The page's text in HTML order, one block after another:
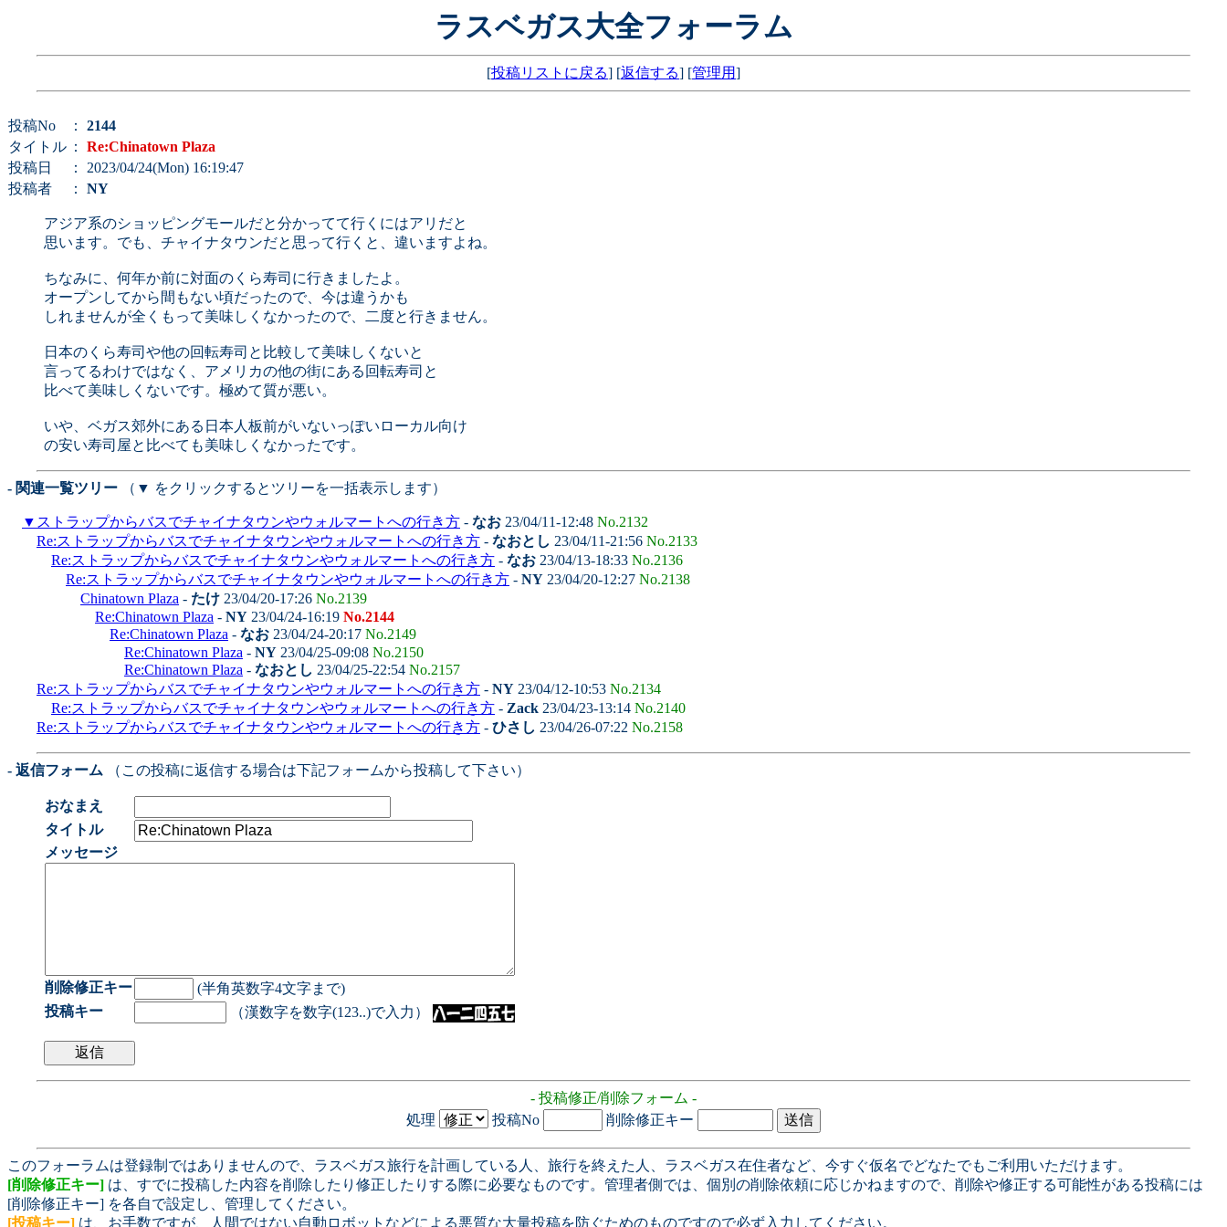
ラスベガス大全フォーラム
[投稿リストに戻る] [返信する] [管理用]
投稿No ： 2144
タイトル ： Re:Chinatown Plaza
投稿日
： 2023/04/24(Mon) 16:19:47
投稿者
： NY
アジア系のショッピングモールだと分かってて行くにはアリだと
思います。でも、チャイナタウンだと思って行くと、違いますよね。
ちなみに、何年か前に対面のくら寿司に行きましたよ。
オープンしてから間もない頃だったので、今は違うかも
しれませんが全くもって美味しくなかったので、二度と行きません。
日本のくら寿司や他の回転寿司と比較して美味しくないと
言ってるわけではなく、アメリカの他の街にある回転寿司と
比べて美味しくないです。極めて質が悪い。
いや、ベガス郊外にある日本人板前がいないっぽいローカル向け
の安い寿司屋と比べても美味しくなかったです。
- 関連一覧ツリー （▼ をクリックするとツリーを一括表示します）
▼ ストラップからバスでチャイナタウンやウォルマートへの行き方 - なお 23/04/11-12:48 No.2132
Re:ストラップからバスでチャイナタウンやウォルマートへの行き方 - なおとし 23/04/11-21:56 No.2133
Re:ストラップからバスでチャイナタウンやウォルマートへの行き方 - なお 23/04/13-18:33 No.2136
Re:ストラップからバスでチャイナタウンやウォルマートへの行き方 - NY 23/04/20-12:27 No.2138
Chinatown Plaza - たけ 23/04/20-17:26 No.2139
Re:Chinatown Plaza - NY 23/04/24-16:19 No.2144
Re:Chinatown Plaza - なお 23/04/24-20:17 No.2149
Re:Chinatown Plaza - NY 23/04/25-09:08 No.2150
Re:Chinatown Plaza - なおとし 23/04/25-22:54 No.2157
Re:ストラップからバスでチャイナタウンやウォルマートへの行き方 - NY 23/04/12-10:53 No.2134
Re:ストラップからバスでチャイナタウンやウォルマートへの行き方 - Zack 23/04/23-13:14 No.2140
Re:ストラップからバスでチャイナタウンやウォルマートへの行き方 - ひさし 23/04/26-07:22 No.2158
- 返信フォーム （この投稿に返信する場合は下記フォームから投稿して下さい）
おなまえ
タイトル
メッセージ
削除修正キー
(半角英数字4文字まで)
投稿キー
（漢数字を数字(123..)で入力）
- 投稿修正/削除フォーム -
処理
投稿No 削除修正キー
このフォーラムは登録制ではありませんので、ラスベガス旅行を計画している人、旅行を終えた人、ラスベガス在住者など、今すぐ仮名でどなたでもご利用いただけます。
[削除修正キー] は、すでに投稿した内容を削除したり修正したりする際に必要なものです。管理者側では、個別の削除依頼に応じかねますので、削除や修正する可能性がある投稿には
[削除修正キー] を各自で設定し、管理してください。
[投稿キー] は、お手数ですが、人間ではない自動ロボットなどによる悪質な大量投稿を防ぐためのものですので必ず入力してください。